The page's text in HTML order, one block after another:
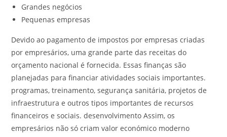
Grandes negócios
Pequenas empresas
Devido ao pagamento de impostos por empresas criadas
por empresários, uma grande parte das receitas do
orçamento nacional é fornecida. Essas finanças são
planejadas para financiar atividades sociais importantes.
programas, treinamento, segurança sanitária, projetos de
infraestrutura e outros tipos importantes de recursos
financeiros e sociais. desenvolvimento Assim, os
empresários não só criam valor económico moderno